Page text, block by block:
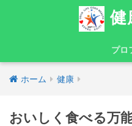
健
プロ
ホーム 健康
おいしく食べる万